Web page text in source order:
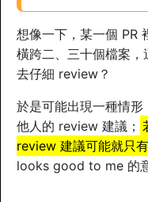
想像一下，某一個 PR
橫跨二、三十個檔案
去仔細 review？
於是可能出現一種情
他人的 review 建議；
review 建議可能就只
looks good to me 的意